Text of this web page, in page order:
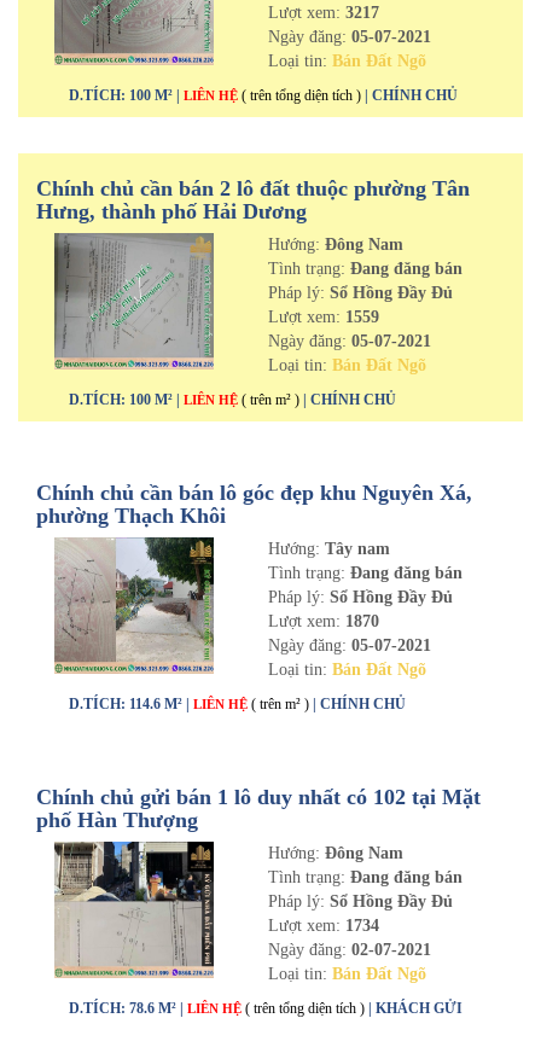
Lượt xem: 3217
Ngày đăng: 05-07-2021
Loại tin: Bán Đất Ngõ
D.TÍCH: 100 M² | LIÊN HỆ ( trên tổng diện tích ) | CHÍNH CHỦ
Chính chủ cần bán 2 lô đất thuộc phường Tân
Hưng, thành phố Hải Dương
Hướng: Đông Nam
Tình trạng: Đang đăng bán
Pháp lý: Sổ Hồng Đầy Đủ
Lượt xem: 1559
Ngày đăng: 05-07-2021
Loại tin: Bán Đất Ngõ
D.TÍCH: 100 M² | LIÊN HỆ ( trên m² ) | CHÍNH CHỦ
Chính chủ cần bán lô góc đẹp khu Nguyên Xá,
phường Thạch Khôi
Hướng: Tây nam
Tình trạng: Đang đăng bán
Pháp lý: Sổ Hồng Đầy Đủ
Lượt xem: 1870
Ngày đăng: 05-07-2021
Loại tin: Bán Đất Ngõ
D.TÍCH: 114.6 M² | LIÊN HỆ ( trên m² ) | CHÍNH CHỦ
Chính chủ gửi bán 1 lô duy nhất có 102 tại Mặt
phố Hàn Thượng
Hướng: Đông Nam
Tình trạng: Đang đăng bán
Pháp lý: Sổ Hồng Đầy Đủ
Lượt xem: 1734
Ngày đăng: 02-07-2021
Loại tin: Bán Đất Ngõ
D.TÍCH: 78.6 M² | LIÊN HỆ ( trên tổng diện tích ) | KHÁCH GỬI